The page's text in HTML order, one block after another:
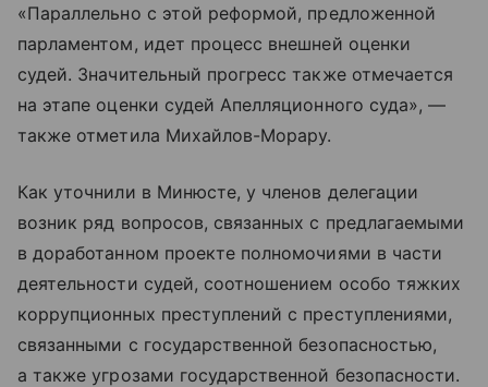
«Параллельно с этой реформой, предложенной
парламентом, идет процесс внешней оценки
судей. Значительный прогресс также отмечается
на этапе оценки судей Апелляционного суда», —
также отметила Михайлов-Морару.
Как уточнили в Минюсте, у членов делегации
возник ряд вопросов, связанных с предлагаемыми
в доработанном проекте полномочиями в части
деятельности судей, соотношением особо тяжких
коррупционных преступлений с преступлениями,
связанными с государственной безопасностью,
а также угрозами государственной безопасности.